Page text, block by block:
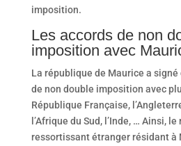
imposition.
Les accords de non
imposition avec
La république de Maurice a
de non double imposition avec
République Française,
l’Afrique du Sud, l’Inde, … Ainsi, le
ressortissant étranger résidant à